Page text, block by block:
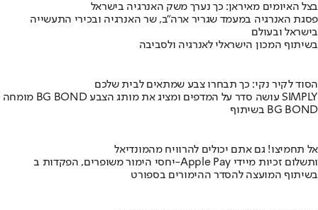
בצל האיומים מאיראן: כך נערך משק האנרגיה בישראל
פסגת האנרגיה במעמד שגריר ארה"ב, שר האנרגיה ובכירי התעשייה
בישראל ובעולם
בשיתוף המכון הישראלי לאנרגיה ולסביבה
הסוד לקיר נקי: כך תבחרו צבע שמתאים לבית שלכם
מומחה BG BOND עושה סדר על המדפים ומציג את מותג הצבע SIMPLY
בשיתוף BG BOND
אל תחמיצו! גם אתם יכולים להרוויח מהמונדיאל
יחסי הימור משופרים, הפקדות ב-Apple Pay ותשלום זכיות מיידי
בשיתוף המועצה להסדר ההימורים בספורט